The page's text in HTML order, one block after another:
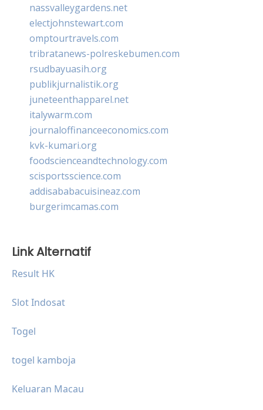
nassvalleygardens.net
electjohnstewart.com
omptourtravels.com
tribratanews-polreskebumen.com
rsudbayuasih.org
publikjurnalistik.org
juneteenthapparel.net
italywarm.com
journaloffinanceeconomics.com
kvk-kumari.org
foodscienceandtechnology.com
scisportsscience.com
addisababacuisineaz.com
burgerimcamas.com
Link Alternatif
Result HK
Slot Indosat
Togel
togel kamboja
Keluaran Macau